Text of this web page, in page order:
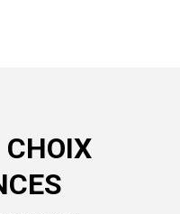
CHOIX